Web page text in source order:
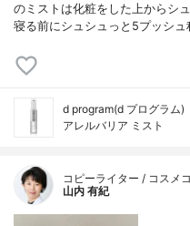
のミストは化粧をした上からシ
寝る前にシュシュっと5プッシ
d program(d プログラム)
アレルバリア ミスト
コピーライター / コスメ
山内 有紀